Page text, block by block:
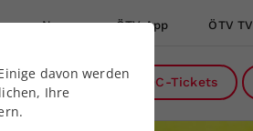
News ÖTV App ÖTV TV
DC-Tickets
davon werden
Ihre